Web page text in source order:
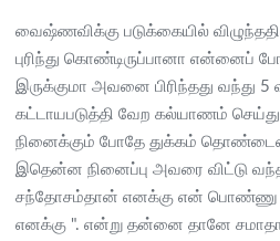
வைஷ்ணவிக்கு படுக்கையில்
புரிந்து கொண்டிருப்பானா என்னைப்
இருக்குமா அவனை பிரிந்தது வந்து 5
கட்டாயபடுத்தி வேற கல்யாணம்
நினைக்கும் போதே துக்கம்
இதென்ன நினைப்பு அவரை விட்டு
சந்தோசம்தான் எனக்கு என் பொண்ணு
எனக்கு ". என்று தன்னை தானே